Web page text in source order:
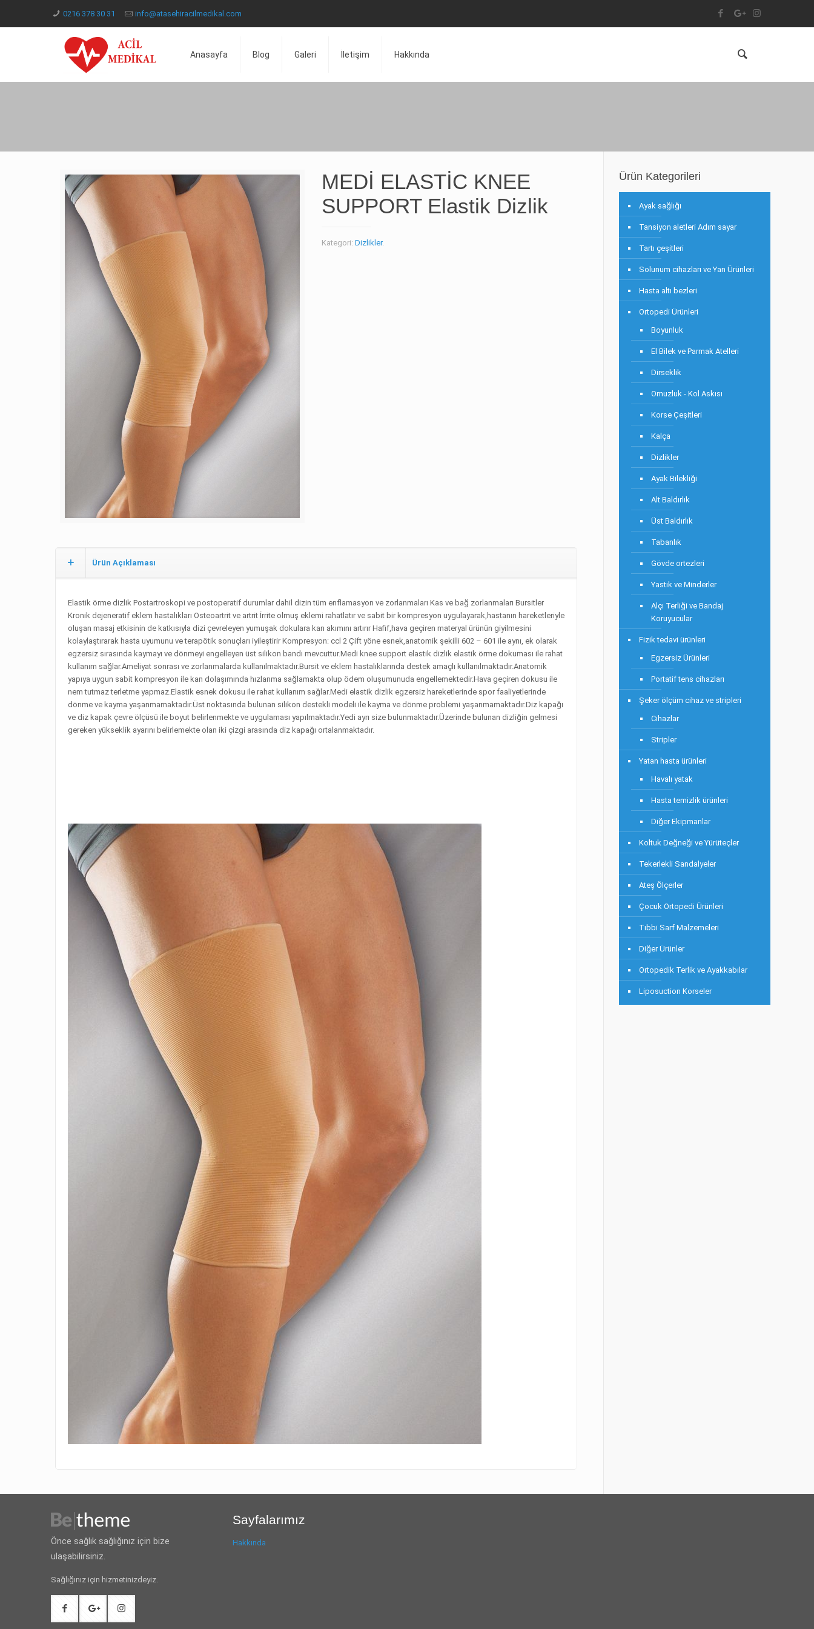
0216 378 30 31 info@atasehiracilmedikal.com
Anasayfa Blog Galeri İletişim Hakkında
MEDİ ELASTİC KNEE
SUPPORT Elastik Dizlik
Kategori: Dizlikler.
Ürün Açıklaması
Elastik örme dizlik Postartroskopi ve postoperatif durumlar dahil dizin tüm enflamasyon ve zorlanmaları Kas ve bağ zorlanmaları Bursitler
Kronik dejeneratif eklem hastalıkları Osteoartrit ve artrit İrrite olmuş eklemi rahatlatır ve sabit bir kompresyon uygulayarak,hastanın hareketleriyle
oluşan masaj etkisinin de katkısıyla dizi çevreleyen yumuşak dokulara kan akımını artırır Hafif,hava geçiren materyal ürünün giyilmesini
kolaylaştırarak hasta uyumunu ve terapötik sonuçları iyileştirir Kompresyon: ccl 2 Çift yöne esnek,anatomik şekilli 602 – 601 ile aynı, ek olarak
egzersiz sırasında kaymayı ve dönmeyi engelleyen üst silikon bandı mevcuttur.Medi knee support elastik dizlik elastik örme dokuması ile rahat
kullanım sağlar.Ameliyat sonrası ve zorlanmalarda kullanılmaktadır.Bursit ve eklem hastalıklarında destek amaçlı kullanılmaktadır.Anatomik
yapıya uygun sabit kompresyon ile kan dolaşımında hızlanma sağlamakta olup ödem oluşumunuda engellemektedir.Hava geçiren dokusu ile
nem tutmaz terletme yapmaz.Elastik esnek dokusu ile rahat kullanım sağlar.Medi elastik dizlik egzersiz hareketlerinde spor faaliyetlerinde
dönme ve kayma yaşanmamaktadır.Üst noktasında bulunan silikon destekli modeli ile kayma ve dönme problemi yaşanmamaktadır.Diz kapağı
ve diz kapak çevre ölçüsü ile boyut belirlenmekte ve uygulaması yapılmaktadır.Yedi ayrı size bulunmaktadır.Üzerinde bulunan dizliğin gelmesi
gereken yükseklik ayarını belirlemekte olan iki çizgi arasında diz kapağı ortalanmaktadır.
Ürün Kategorileri
Ayak sağlığı
Tansiyon aletleri Adım sayar
Tartı çeşitleri
Solunum cihazları ve Yan Ürünleri
Hasta altı bezleri
Ortopedi Ürünleri
Boyunluk
El Bilek ve Parmak Atelleri
Dirseklik
Omuzluk - Kol Askısı
Korse Çeşitleri
Kalça
Dizlikler
Ayak Bilekliği
Alt Baldırlık
Üst Baldırlık
Tabanlık
Gövde ortezleri
Yastık ve Minderler
Alçı Terliği ve Bandaj
Koruyucular
Fizik tedavi ürünleri
Egzersiz Ürünleri
Portatif tens cihazları
Şeker ölçüm cihaz ve stripleri
Cihazlar
Stripler
Yatan hasta ürünleri
Havalı yatak
Hasta temizlik ürünleri
Diğer Ekipmanlar
Koltuk Değneği ve Yürüteçler
Tekerlekli Sandalyeler
Ateş Ölçerler
Çocuk Ortopedi Ürünleri
Tıbbi Sarf Malzemeleri
Diğer Ürünler
Ortopedik Terlik ve Ayakkabılar
Liposuction Korseler
Önce sağlık sağlığınız için bize
ulaşabilirsiniz.
Sağlığınız için hizmetinizdeyiz.
Sayfalarımız
Hakkında